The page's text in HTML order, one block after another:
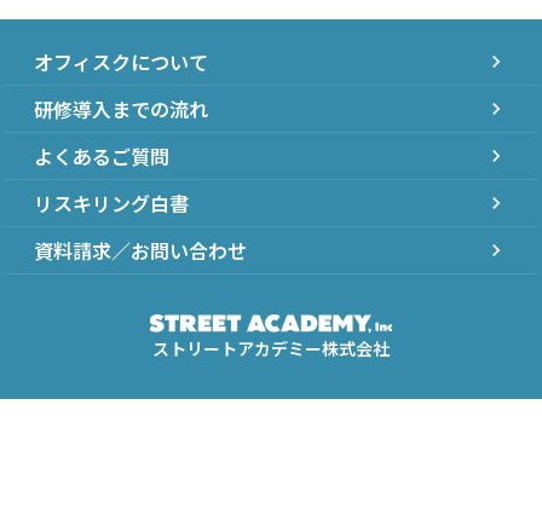
オフィスクについて chevron_right
研修導入までの流れ chevron_right
よくあるご質問 chevron_right
リスキリング白書 chevron_right
資料請求／お問い合わせ chevron_right
ストリートアカデミー株式会社